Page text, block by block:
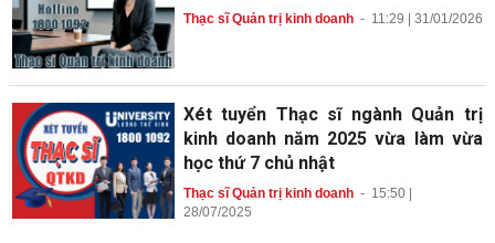
Thạc sĩ Quản trị kinh doanh- 11:29 | 31/01/2026
Xét tuyển Thạc sĩ ngành Quản trị
kinh doanh năm 2025 vừa làm vừa
học thứ 7 chủ nhật
Thạc sĩ Quản trị kinh doanh- 15:50 |
28/07/2025